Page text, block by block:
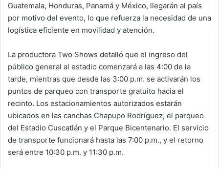
Guatemala, Honduras, Panamá y México, llegarán al país
por motivo del evento, lo que refuerza la necesidad de una
logística eficiente en movilidad y atención.
La productora Two Shows detalló que el ingreso del
público general al estadio comenzará a las 4:00 de la
tarde, mientras que desde las 3:00 p.m. se activarán los
puntos de parqueo con transporte gratuito hacia el
recinto. Los estacionamientos autorizados estarán
ubicados en las canchas Chapupo Rodríguez, el parqueo
del Estadio Cuscatlán y el Parque Bicentenario. El servicio
de transporte funcionará hasta las 7:00 p.m., y el retorno
será entre 10:30 p.m. y 11:30 p.m.